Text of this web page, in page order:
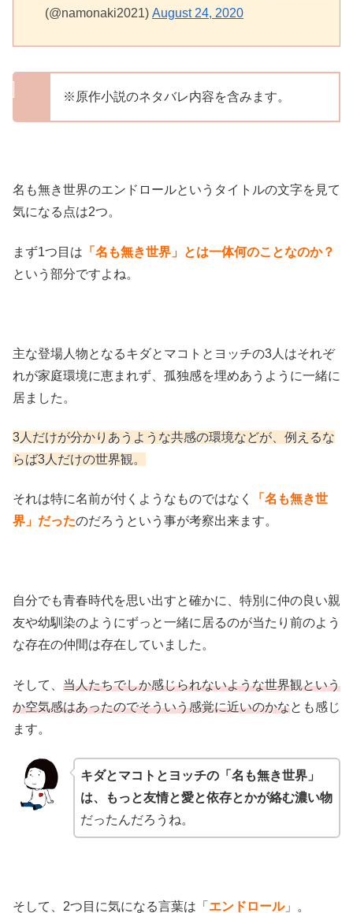
(@namonaki2021) August 24, 2020
※原作小説のネタバレ内容を含みます。
名も無き世界のエンドロールというタイトルの文字を見て
気になる点は2つ。
まず1つ目は 「名も無き世界」とは一体何のことなのか？
という部分ですよね。
主な登場人物となるキダとマコトとヨッチの3人はそれぞ
れが家庭環境に恵まれず、孤独感を埋めあうように一緒に
居ました。
3人だけが分かりあうような共感の環境などが、例えるな
らば3人だけの世界観。
それは特に名前が付くようなものではなく
「名も無き世
界」だったのだろうという事が考察出来ます。
自分でも青春時代を思い出すと確かに、特別に仲の良い親
友や幼馴染のようにずっと一緒に居るのが当たり前のよう
な存在の仲間は存在していました。
そして、 当人たちでしか感じられないような世界観という
か空気感はあったのでそういう感覚に近いのかなとも感じ
ます。
キダとマコトとヨッチの「名も無き世界」
は、もっと友情と愛と依存とかが絡む濃い物
だったんだろうね。
そして、2つ目に気になる言葉は「 エンドロール」。